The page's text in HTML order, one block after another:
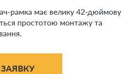
рамка має велику 42-дюймову
простотою монтажу та